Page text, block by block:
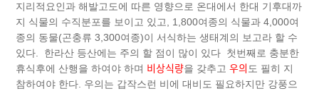
지리적요인과 해발고도에 따른 영향으로 온대에서 한대 기후대까
지 식물의 수직분포를 보이고 있고, 1,800여종의 식물과 4,000여
종의 동물(곤충류 3,300여종)이 서식하는 생태계의 보고라 할 수
있다. 한라산 등산에는 주의 할 점이 많이 있다 첫번째로 충분한
휴식후에 산행을 하여야 하며 비상식량을 갖추고우의도 필히 지
참하여야 한다. 우의는 갑작스런 비에 대비도 필요하지만 강풍으